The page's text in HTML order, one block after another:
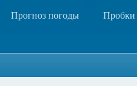
Прогноз погоды Пробки